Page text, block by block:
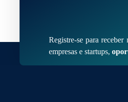
Registre-se para receber
empresas e startups,